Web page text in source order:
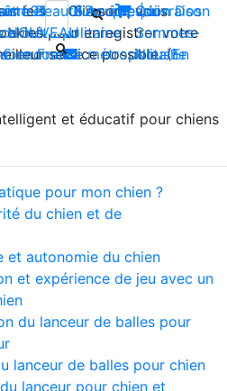
le site Climsom, vous
pour enregistrer votre
service possible. (En
et de Bien-être | Livraison
métropolitaine
en France métropolitaine
: 02 85 52
Qui
Sommes-
Nous?
être Beauté Acupression Dos
NOUVEAU
et éducatif pour chiens
pour mon chien ?
du chien et de
et autonomie du chien
et expérience de jeu avec un
du lanceur de balles pour
lanceur de balles pour chien
lanceur pour chien et